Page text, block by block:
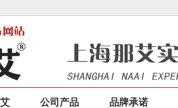
公司产品 品牌承诺